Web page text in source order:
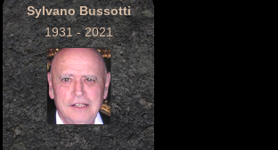
Sylvano Bussotti
1931 - 2021